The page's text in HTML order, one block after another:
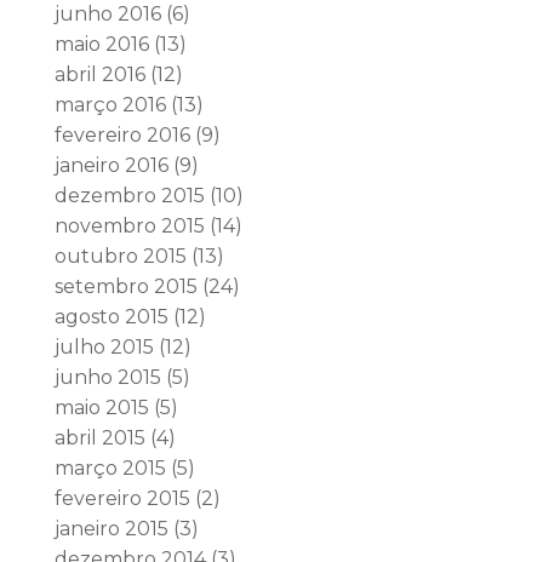
junho 2016(6)
maio 2016(13)
abril 2016(12)
março 2016(13)
fevereiro 2016(9)
janeiro 2016(9)
dezembro 2015 (10)
novembro 2015 (14)
outubro 2015 (13)
setembro 2015 (24)
agosto 2015 (12)
julho 2015 (12)
junho 2015 (5)
maio 2015 (5)
abril 2015 (4)
março 2015 (5)
fevereiro 2015 (2)
janeiro 2015 (3)